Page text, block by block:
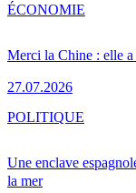
Merci la Chine : elle a
27.07.2026
ÉCONOMIE
Une enclave
la mer
POLITIQUE